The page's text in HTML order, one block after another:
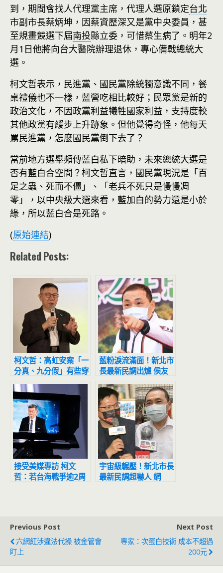
到，期間會找人代理黨主席，代理人選原鎖定台北
市副市長蔡炳坤，因蔡資歷深又是黨中央委員，甚
至規畫競選下屆南投縣立委，可惜蔡生病了。明年2
月1日他將向台大醫院辦理退休，專心備戰總統大
選。
柯文哲表示，民進黨、國民黨除統獨意識不同，餐
桌禮儀也不一樣，藍營吃相比較好；民眾黨是新的
政治文化，不因政黨利益犧牲國家利益，支持度較
其他政黨有緩步上升跡象。但他覺得奇怪，他每天
罵民進黨，怎麼國民黨倒下去了？
當前地方選舉頻傳藍白私下暗助，未來總統大選是
否有藍白合空間？柯文哲直言，國民黨現況是「百
足之蟲、死而不僵」、「老兵不死只是慢慢凋
零」，以中央級大選來看，藍加白的勢力還是小於
綠，所以藍白合是死路。
(原始連結)
Related Posts:
柯文哲：高虹安案「一
分真、九分假」有些穿
鑿附會太過分
藍粉淚流滿面！新北市
長最新民調出爐 侯友
宜超震撼
接受美媒專訪 柯文
哲：若台海戰爭逾2周
宇宙級輾壓！新北市長
最新民調超嚇人 網
Previous Post
六網紅涉違法代操 被金管會
盯上
Next Post
專家：次蛋白技術 成本不超過
200元